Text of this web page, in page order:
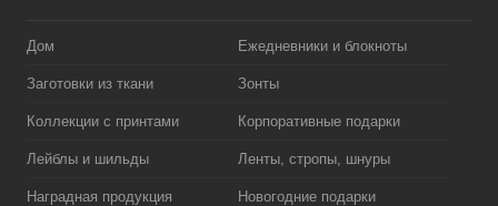
Дом Ежедневники и блокноты
Заготовки из ткани Зонты
Коллекции с принтами Корпоративные подарки
Лейблы и шильды Ленты, стропы, шнуры
Наградная продукция Новогодние подарки